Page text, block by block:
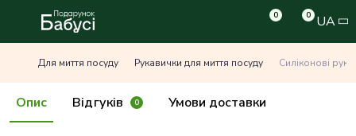
0 0 UA
Для миття посуду Рукавички для миття посуду Силіконові
Опис Відгуків 0 Умови доставки